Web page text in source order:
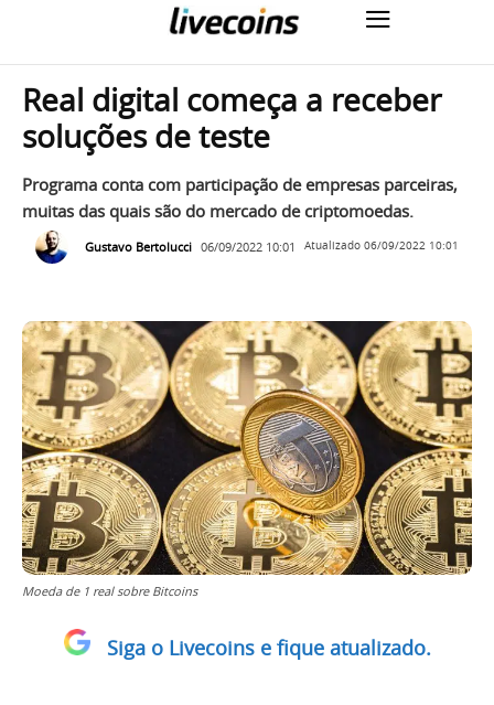
Real digital começa a receber
soluções de teste
Programa conta com participação de empresas parceiras,
muitas das quais são do mercado de criptomoedas.
Gustavo Bertolucci 06/09/2022 10:01 Atualizado 06/09/2022 10:01
Moeda de 1 real sobre Bitcoins
Siga o Livecoins e fique atualizado.